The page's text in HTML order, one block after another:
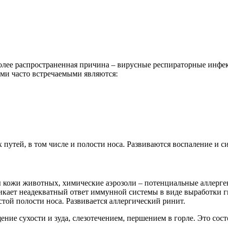
распространенная причина – вирусные респираторные
часто встречаемыми являются:
в том числе и полости носа. Развиваются воспаление и
животных, химические аэрозоли – потенциальные
неадекватный ответ иммунной системы в виде выработки
полости носа. Развивается аллергический ринит.
сухости и зуда, слезотечением, першением в горле. Это